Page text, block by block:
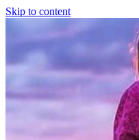
Skip to content